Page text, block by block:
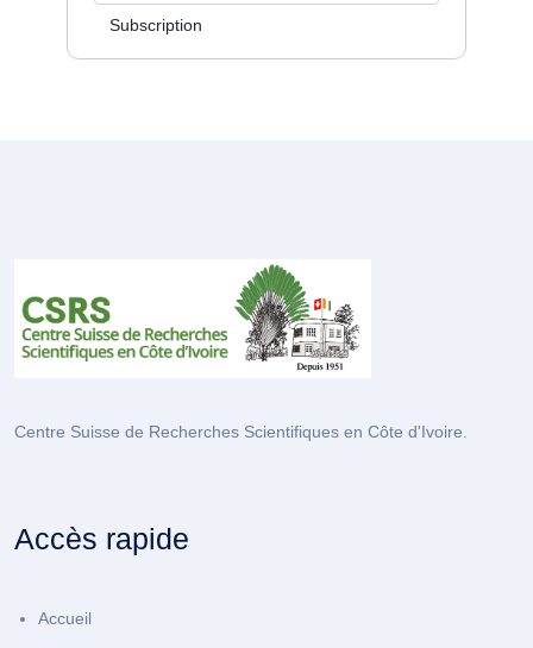
Subscription
Centre Suisse de Recherches Scientifiques en Côte d'Ivoire.
Accès rapide
Accueil